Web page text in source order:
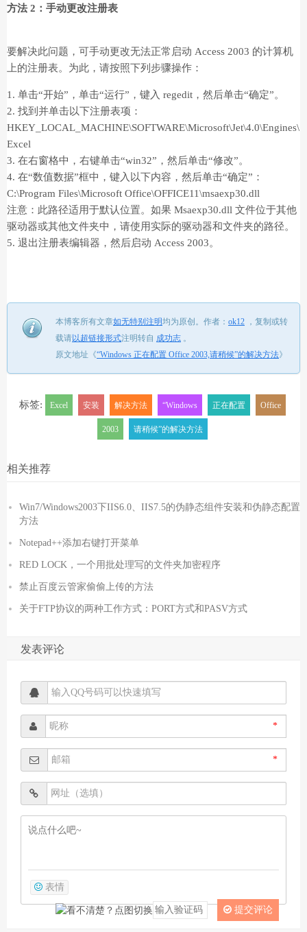
方法 2：手动更改注册表
要解决此问题，可手动更改无法正常启动 Access 2003 的计算机
上的注册表。为此，请按照下列步骤操作：
1. 单击“开始”，单击“运行”，键入 regedit，然后单击“确定”。
2. 找到并单击以下注册表项：
HKEY_LOCAL_MACHINE\SOFTWARE\Microsoft\Jet\4.0\Engines\
Excel
3. 在右窗格中，右键单击“win32”，然后单击“修改”。
4. 在“数值数据”框中，键入以下内容，然后单击“确定”：
C:\Program Files\Microsoft Office\OFFICE11\msaexp30.dll
注意：此路径适用于默认位置。如果 Msaexp30.dll 文件位于其他
驱动器或其他文件夹中，请使用实际的驱动器和文件夹的路径。
5. 退出注册表编辑器，然后启动 Access 2003。
本博客所有文章如无特别注明均为原创。 作者： ok12 ， 复制或转
载请以超链接形式注明转自 成功志 。
原文地址《“Windows 正在配置 Office 2003,请稍候”的解决方法》
标签: Excel 安装 解决方法 “Windows 正在配置 Office
2003 请稍候”的解决方法
相关推荐
Win7/Windows2003下IIS6.0、IIS7.5的伪静态组件安装和伪静态配置
方法
Notepad++添加右键打开菜单
RED LOCK，一个用批处理写的文件夹加密程序
禁止百度云管家偷偷上传的方法
关于FTP协议的两种工作方式：PORT方式和PASV方式
发表评论
*
*
表情
提交评论